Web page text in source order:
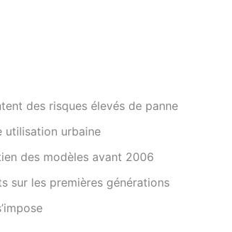
des risques élevés de panne
utilisation urbaine
des modèles avant 2006
sur les premières générations